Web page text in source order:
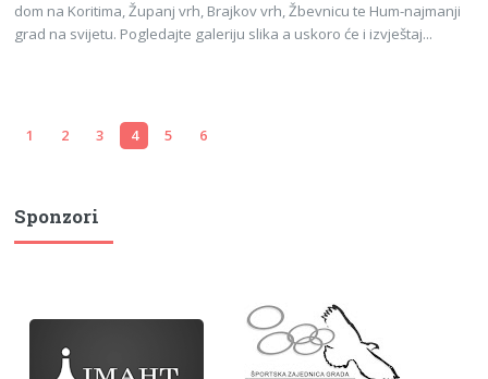
dom na Koritima, Županj vrh, Brajkov vrh, Žbevnicu te Hum-najmanji
grad na svijetu. Pogledajte galeriju slika a uskoro će i izvještaj...
1 2 3 4 5 6
Sponzori